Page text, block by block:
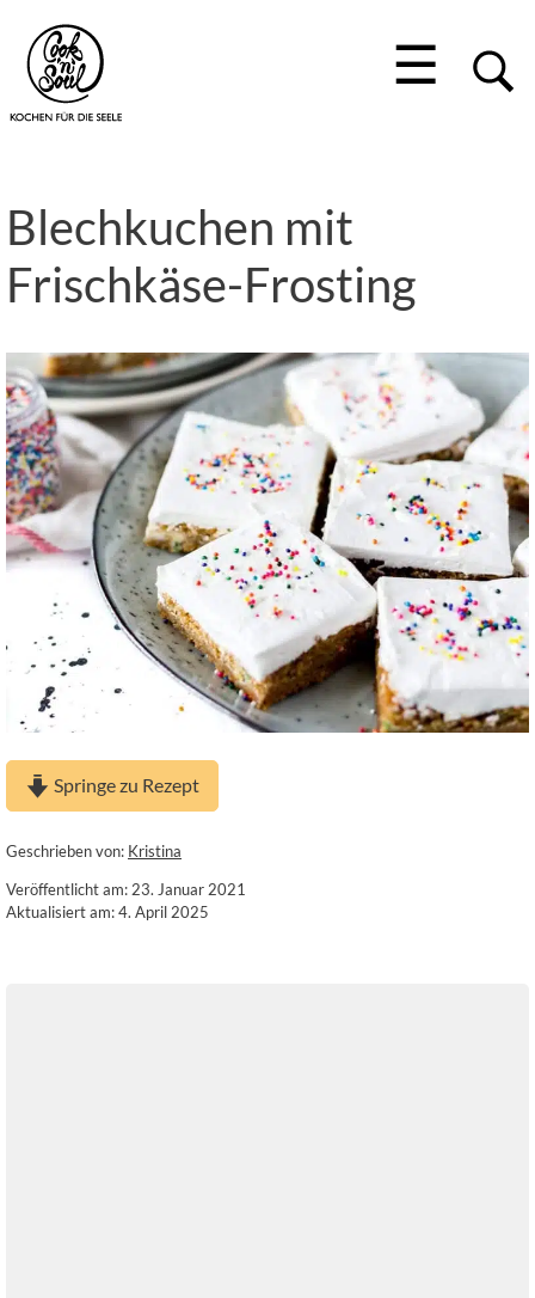
☰
Blechkuchen mit
Frischkäse-Frosting
Springe zu Rezept
Geschrieben von: Kristina
Veröffentlicht am: 23. Januar 2021
Aktualisiert am: 4. April 2025